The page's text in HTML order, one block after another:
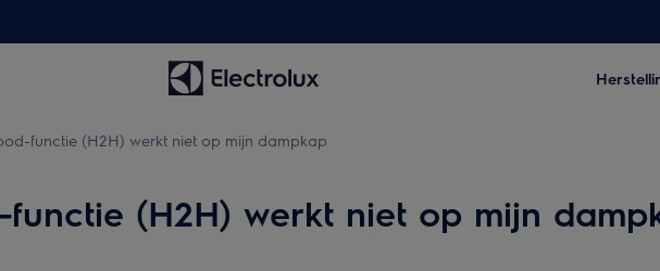
functie (H2H) werkt niet op mijn dampkap
(H2H) werkt niet op mijn